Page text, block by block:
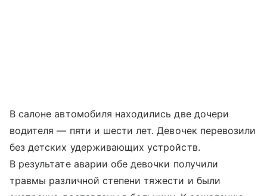
В салоне автомобиля находились две дочери
водителя — пяти и шести лет. Девочек перевозили
без детских удерживающих устройств.
В результате аварии обе девочки получили
травмы различной степени тяжести и были